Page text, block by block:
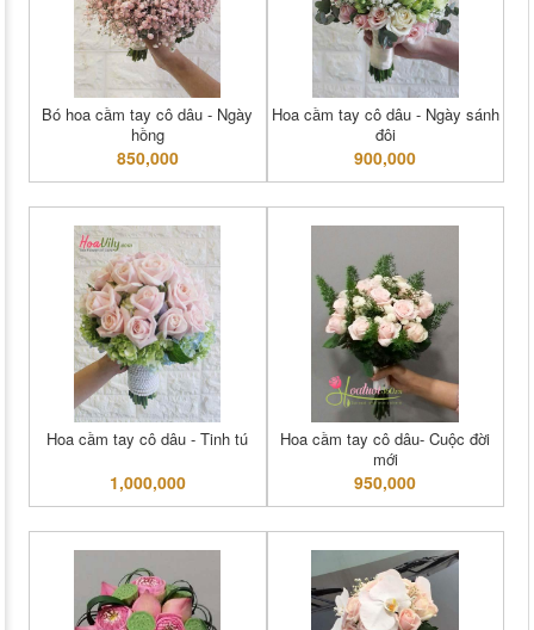
Bó hoa cầm tay cô dâu - Ngày
hồng
850,000
Hoa cầm tay cô dâu - Ngày sánh
đôi
900,000
Hoa cầm tay cô dâu - Tinh tú
1,000,000
Hoa cầm tay cô dâu- Cuộc đời
mới
950,000